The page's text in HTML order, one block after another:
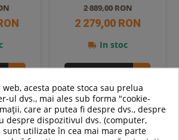
2 889,00 RON
2 279,00 RON
In stoc
Compara
SUPER
PRET
acesta poate stoca sau prelua
ul dvs., mai ales sub forma "cookie-
care ar putea fi despre dvs., despre
despre dispozitivul dvs. (computer,
sunt utilizate în cea mai mare parte